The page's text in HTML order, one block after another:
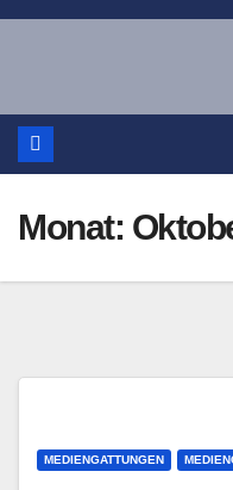
Zum
Monat:
MEDIENGATTUNGEN